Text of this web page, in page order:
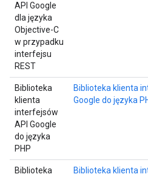
API Google
dla języka
Objective-C
w przypadku
interfejsu
REST
Biblioteka
klienta
interfejsów
API Google
do języka
PHP
Biblioteka klienta
Google do języka
Biblioteka
Biblioteka klienta